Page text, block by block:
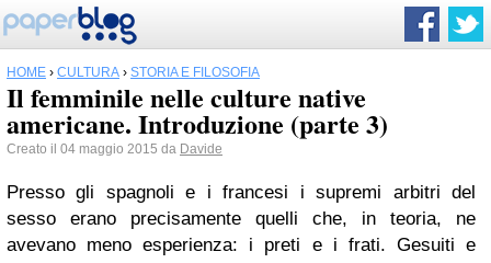
HOME › CULTURA › STORIA E FILOSOFIA
Il femminile nelle culture native
americane. Introduzione (parte 3)
Creato il 04 maggio 2015 da Davide
Presso gli spagnoli e i francesi i supremi arbitri del
sesso erano precisamente quelli che, in teoria, ne
avevano meno esperienza: i preti e i frati. Gesuiti e